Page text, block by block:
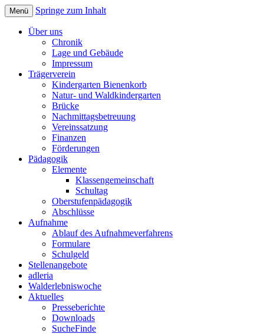
Freie Schule Elztal
Waldorfpädagogik seit 1986
Menü Springe zum Inhalt
Über uns
Chronik
Lage und Gebäude
Impressum
Trägerverein
Kindergarten Bienenkorb
Natur- und Waldkindergarten
Brücke
Nachmittagsbetreuung
Vereinssatzung
Finanzen
Förderungen
Pädagogik
Elemente
Klassengemeinschaft
Schultag
Oberstufenpädagogik
Abschlüsse
Aufnahme
Ablauf des Aufnahmeverfahrens
Formulare
Schulgeld
Stellenangebote
adleria
Walderlebniswoche
Aktuelles
Presseberichte
Downloads
SucheFinde